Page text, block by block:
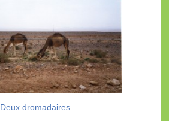
Deux dromadaires